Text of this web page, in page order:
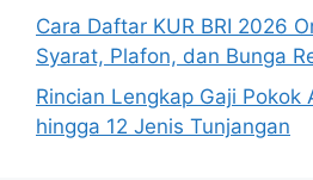
Cara Daftar KUR BRI 2026
Syarat, Plafon, dan Bunga
Rincian Lengkap Gaji Pokok
hingga 12 Jenis Tunjangan